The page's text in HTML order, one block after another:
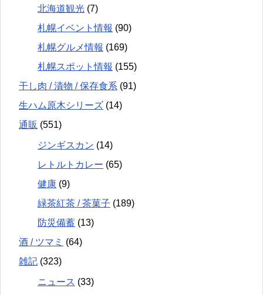
北海道観光 (7)
札幌イベント情報 (90)
札幌グルメ情報 (169)
札幌スポット情報 (155)
干し肉 / 漬物 / 保存食系 (91)
生ハム原木シリーズ (14)
通販 (551)
ジンギスカン (14)
レトルトカレー (65)
健康 (9)
緑茶紅茶 / 茶菓子 (189)
防災備蓄 (13)
酒 / ツマミ (64)
雑記 (323)
ニュース (33)